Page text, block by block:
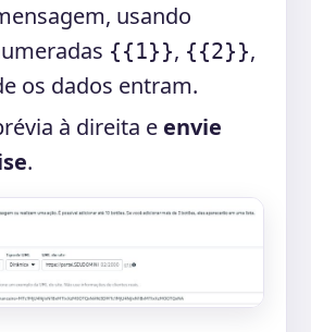
usando
{{1}}, {{2}},
os dados entram.
à direita e envie
.